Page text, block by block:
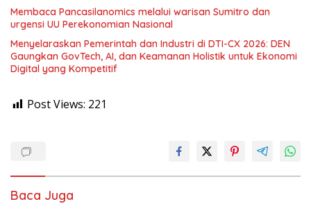
Membaca Pancasilanomics melalui warisan Sumitro dan
urgensi UU Perekonomian Nasional
Menyelaraskan Pemerintah dan Industri di DTI-CX 2026: DEN
Gaungkan GovTech, AI, dan Keamanan Holistik untuk Ekonomi
Digital yang Kompetitif
Post Views: 221
Baca Juga